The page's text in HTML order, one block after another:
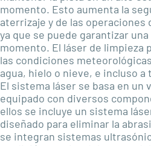
momento. Esto aumenta la
aterrizaje y de las operaciones
ya que se puede garantizar
momento. El láser de limpieza
las condiciones
agua, hielo o nieve, e incluso
El sistema láser se basa en un
equipado con diversos
ellos se incluye un sistema
diseñado para eliminar la
se integran sistemas